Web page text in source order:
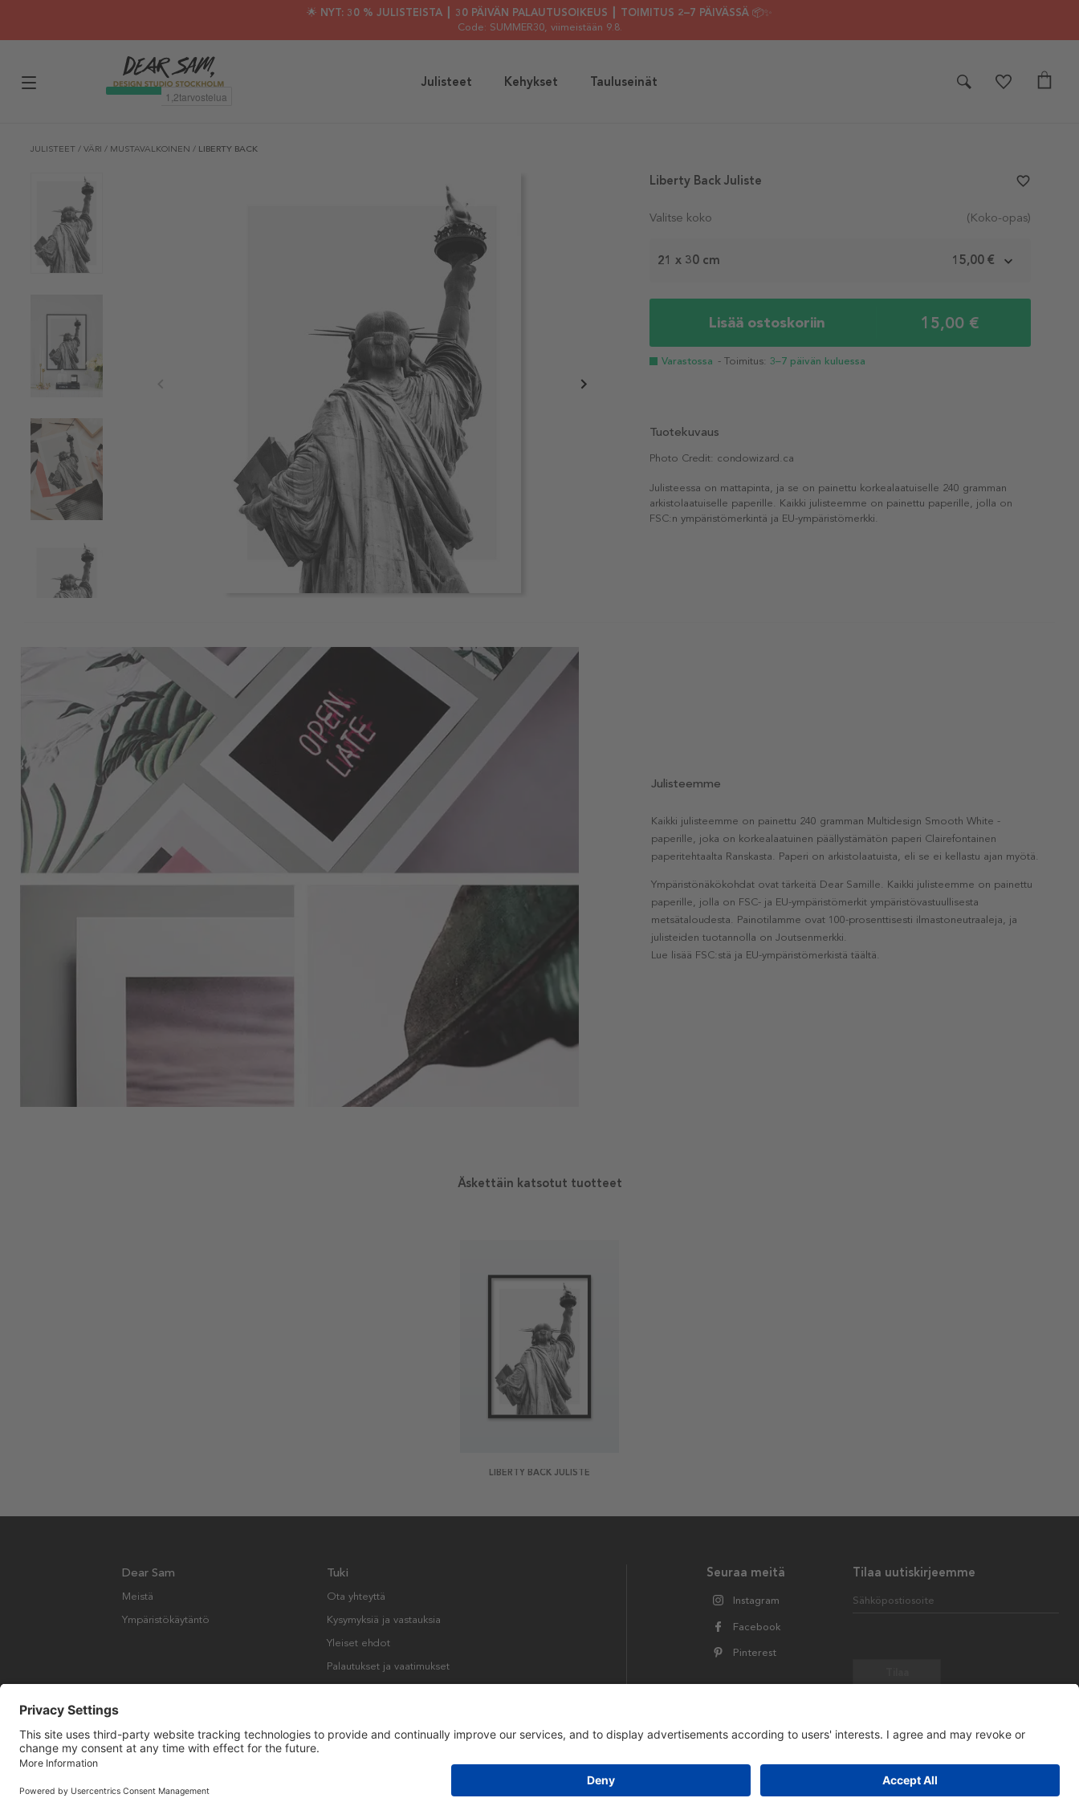
🌟 NYT: 30 % JULISTEISTA ┃ 30 PÄIVÄN PALAUTUSOIKEUS ┃ TOIMITUS 2–7 PÄIVÄSSÄ 📦✨
Code: SUMMER30, viimeistään 9.8.
Julisteet Kehykset Tauluseinät
JULISTEET / VÄRI / MUSTAVALKOINEN / LIBERTY BACK
Valitse koko (Koko-opas)
21 x 30 cm 15,00 €
Lisää ostoskoriin 15,00 €
Varastossa - Toimitus: 3–7 päivän kuluessa
Liberty Back Juliste favorite_border
Tuotekuvaus
Photo Credit: condowizard.ca
Julisteessa on mattapinta, ja se on painettu korkealaatuiselle 240 gramman
arkistolaatuiselle paperille. Kaikki julisteemme on painettu paperille, jolla on
FSC:n ympäristömerkintä ja EU-ympäristömerkki.
Julisteemme
Kaikki julisteemme on painettu 240 gramman Multidesign Smooth White -
paperille, joka on korkealaatuinen päällystämätön paperi Clairefontainen
paperitehtaalta Ranskasta. Paperi on arkistolaatuista, eli se ei kellastu ajan myötä.
Ympäristönäkökohdat ovat tärkeitä Dear Samille. Kaikki julisteemme on painettu
paperille, jolla on FSC- ja EU-ympäristömerkit ympäristövastuullisesta
metsätaloudesta. Painotilamme ovat 100-prosenttisesti ilmastoneutraaleja, ja
julisteiden tuotannolla on Joutsenmerkki.
Lue lisää FSC:stä ja EU-ympäristömerkistä täältä.
Äskettäin katsotut tuotteet
LIBERTY BACK JULISTE
Tilaa uutiskirjeemme
Sähköpostiosoite
Seuraa meitä
Instagram
Facebook
Pinterest
Dear Sam
Meistä
Ympäristökäytäntö
Tuki
Ota yhteyttä
Kysymyksiä ja vastauksia
Yleiset ehdot
Palautukset ja vaatimukset